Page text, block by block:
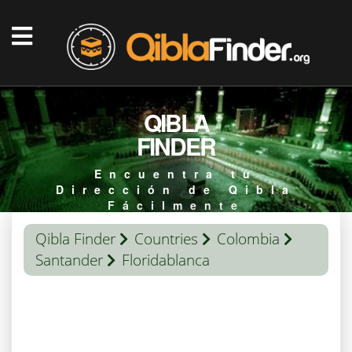
QIBLA
FINDER
Encuentra tu
Dirección de Qibla
Fácilmente
Qibla Finder Countries
Colombia
Santander
Floridablanca